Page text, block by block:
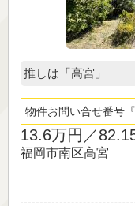
推しは「高宮」
物件お問い合せ番号
13.6万円／
福岡市南区高宮